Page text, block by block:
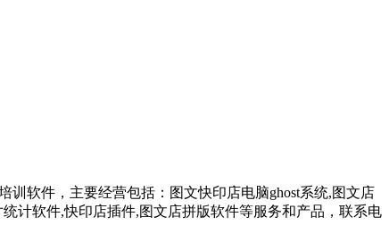
软件，主要经营包括：图文快印店电脑ghost系统,图文店
计软件,快印店插件,图文店拼版软件等服务和产品，联系电